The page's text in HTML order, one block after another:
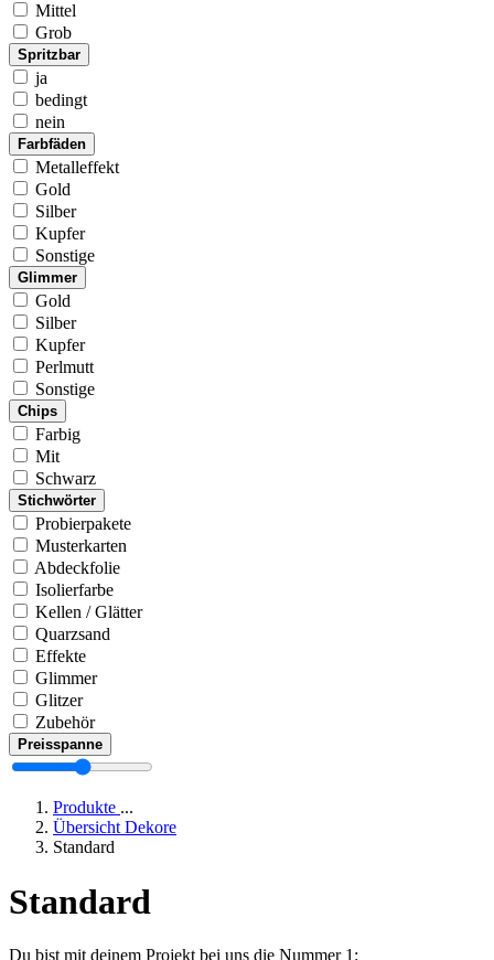
Mittel
Grob
Spritzbar
ja
bedingt
nein
Farbfäden
Metalleffekt
Gold
Silber
Kupfer
Sonstige
Glimmer
Gold
Silber
Kupfer
Perlmutt
Sonstige
Chips
Farbig
Mit
Schwarz
Stichwörter
Probierpakete
Musterkarten
Abdeckfolie
Isolierfarbe
Kellen / Glätter
Quarzsand
Effekte
Glimmer
Glitzer
Zubehör
Preisspanne
Produkte ...
Übersicht Dekore
Standard
Standard
Du bist mit deinem Projekt bei uns die Nummer 1: